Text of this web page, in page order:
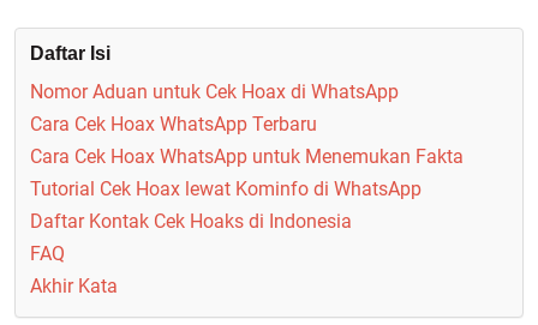
Daftar Isi
Nomor Aduan untuk Cek Hoax di WhatsApp
Cara Cek Hoax WhatsApp Terbaru
Cara Cek Hoax WhatsApp untuk Menemukan Fakta
Tutorial Cek Hoax lewat Kominfo di WhatsApp
Daftar Kontak Cek Hoaks di Indonesia
FAQ
Akhir Kata